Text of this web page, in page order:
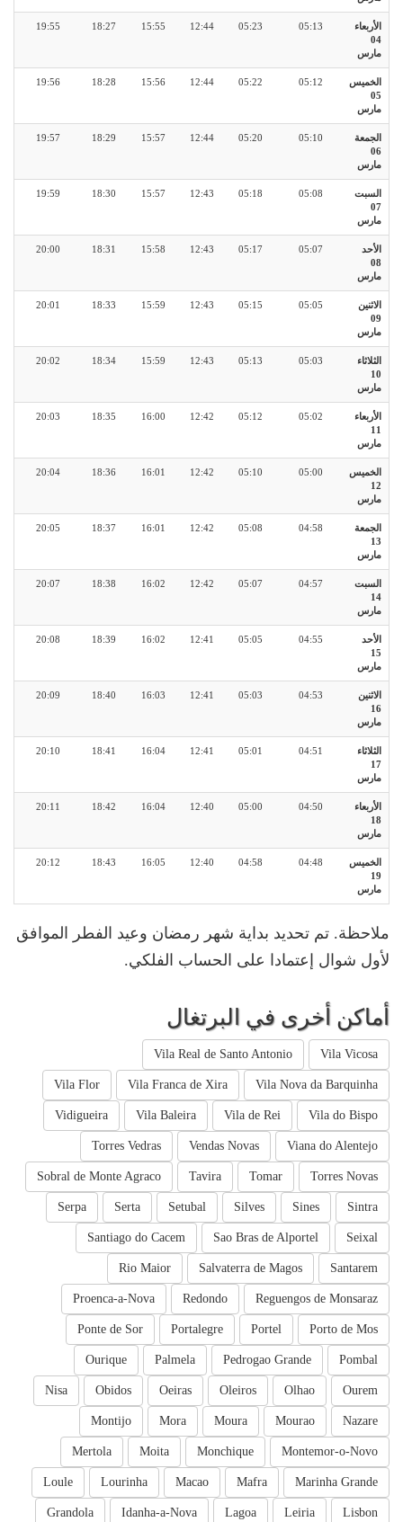
الأربعاء
04
مارس
05:13
05:23
12:44
15:55
18:27
19:55
الخميس
05
مارس
05:12
05:22
12:44
15:56
18:28
19:56
الجمعة
06
مارس
05:10
05:20
12:44
15:57
18:29
19:57
السبت
07
مارس
05:08
05:18
12:43
15:57
18:30
19:59
الأحد
08
مارس
05:07
05:17
12:43
15:58
18:31
20:00
الاثنين
09
مارس
05:05
05:15
12:43
15:59
18:33
20:01
الثلاثاء
10
مارس
05:03
05:13
12:43
15:59
18:34
20:02
الأربعاء
11
مارس
05:02
05:12
12:42
16:00
18:35
20:03
الخميس
12
مارس
05:00
05:10
12:42
16:01
18:36
20:04
الجمعة
13
مارس
04:58
05:08
12:42
16:01
18:37
20:05
السبت
14
مارس
04:57
05:07
12:42
16:02
18:38
20:07
الأحد
15
مارس
04:55
05:05
12:41
16:02
18:39
20:08
الاثنين
16
مارس
04:53
05:03
12:41
16:03
18:40
20:09
الثلاثاء
17
مارس
04:51
05:01
12:41
16:04
18:41
20:10
الأربعاء
18
مارس
04:50
05:00
12:40
16:04
18:42
20:11
الخميس
19
مارس
04:48
04:58
12:40
16:05
18:43
20:12
ملاحظة. تم تحديد بداية شهر رمضان وعيد الفطر الموافق
لأول شوال إعتمادا على الحساب الفلكي.
أماكن أخرى في البرتغال
Vila Vicosa
Vila Real de Santo Antonio
Vila Nova da Barquinha
Vila Franca de Xira
Vila Flor
Vila do Bispo
Vila de Rei
Vila Baleira
Vidigueira
Viana do Alentejo
Vendas Novas
Torres Vedras
Torres Novas
Tomar
Tavira
Sobral de Monte Agraco
Sintra
Sines
Silves
Setubal
Serta
Serpa
Seixal
Sao Bras de Alportel
Santiago do Cacem
Santarem
Salvaterra de Magos
Rio Maior
Reguengos de Monsaraz
Redondo
Proenca-a-Nova
Porto de Mos
Portel
Portalegre
Ponte de Sor
Pombal
Pedrogao Grande
Palmela
Ourique
Ourem
Olhao
Oleiros
Oeiras
Obidos
Nisa
Nazare
Mourao
Moura
Mora
Montijo
Montemor-o-Novo
Monchique
Moita
Mertola
Marinha Grande
Mafra
Macao
Lourinha
Loule
Lisbon
Leiria
Lagoa
Idanha-a-Nova
Grandola